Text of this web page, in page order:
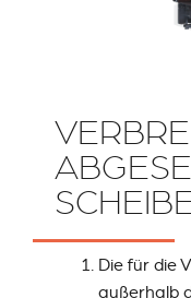
Die für die
außerhalb